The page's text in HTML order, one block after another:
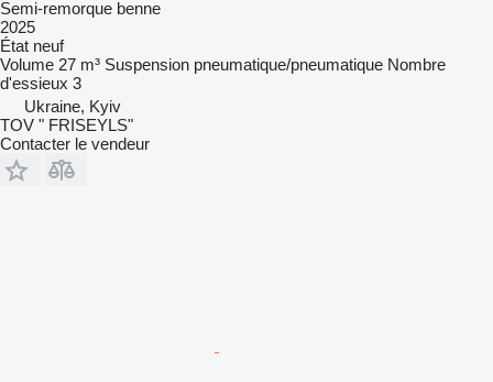
Semi-remorque benne
2025
État neuf
Volume 27 m³ Suspension pneumatique/pneumatique Nombre
d'essieux 3
Ukraine, Kyiv
TOV " FRISEYLS"
Contacter le vendeur